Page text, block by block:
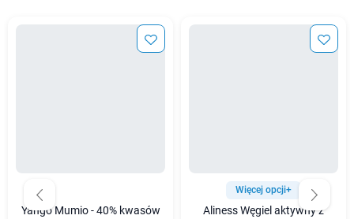
Yango Mumio - 40% kwasów
Więcej opcji+
Aliness Węgiel aktywny z